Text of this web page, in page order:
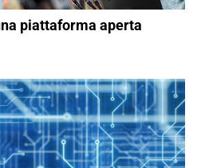
piattaforma aperta